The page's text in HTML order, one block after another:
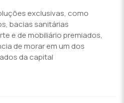
exclusivas, como
bacias sanitárias
e de mobiliário premiados,
de morar em um dos
da capital